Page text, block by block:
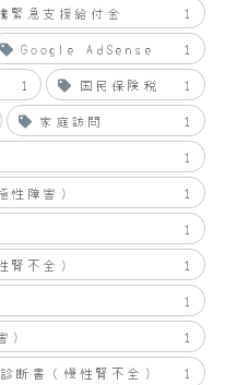
緊急支援給付金
1
Google AdSense
1
1 国民保険税
1
家庭訪問
1
1
障害）
1
1
不全）
1
1
1
診断書（慢性腎不全）
1